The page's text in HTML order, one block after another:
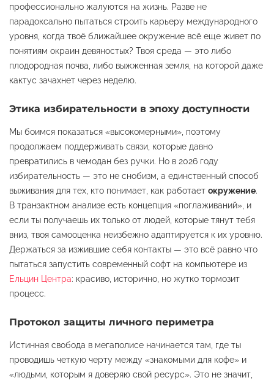
профессионально жалуются на жизнь. Разве не
парадоксально пытаться строить карьеру международного
уровня, когда твоё ближайшее окружение всё еще живет по
понятиям окраин девяностых? Твоя среда — это либо
плодородная почва, либо выжженная земля, на которой даже
кактус зачахнет через неделю.
Этика избирательности в эпоху доступности
Мы боимся показаться «высокомерными», поэтому
продолжаем поддерживать связи, которые давно
превратились в чемодан без ручки. Но в 2026 году
избирательность — это не снобизм, а единственный способ
выживания для тех, кто понимает, как работает окружение.
В транзактном анализе есть концепция «поглаживаний», и
если ты получаешь их только от людей, которые тянут тебя
вниз, твоя самооценка неизбежно адаптируется к их уровню.
Держаться за изжившие себя контакты — это всё равно что
пытаться запустить современный софт на компьютере из
Ельцин Центра: красиво, исторично, но жутко тормозит
процесс.
Протокол защиты личного периметра
Истинная свобода в мегаполисе начинается там, где ты
проводишь четкую черту между «знакомыми для кофе» и
«людьми, которым я доверяю свой ресурс». Это не значит,